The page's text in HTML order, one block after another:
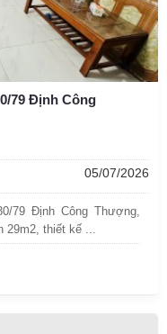
79 Định Công
05/07/2026
79 Định Công Thượng,
29m2, thiết kế ...